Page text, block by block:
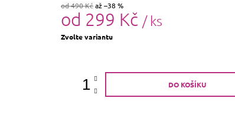
od 490 Kčaž –38 %
od 299 Kč / ks
Měrná
Zvolte variantu
DO KOŠÍKU